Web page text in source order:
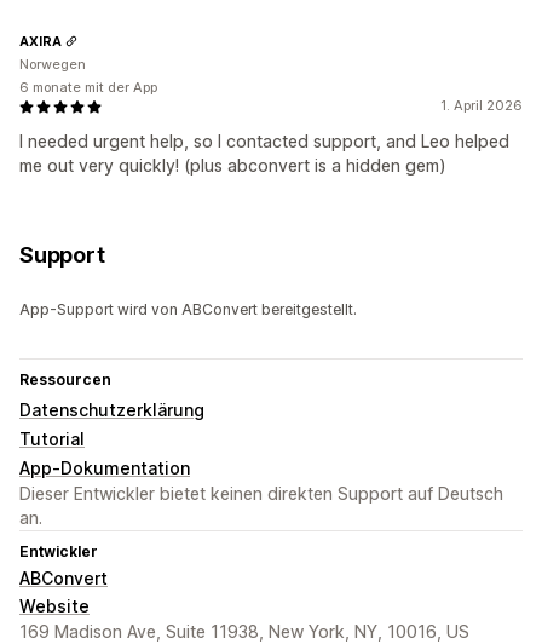
1. April 2026
I needed urgent help, so I contacted support, and Leo helped
me out very quickly! (plus abconvert is a hidden gem)
AXIRA
Norwegen
6 monate mit der App
Support
App-Support wird von ABConvert bereitgestellt.
Ressourcen
Datenschutzerklärung
Tutorial
App-Dokumentation
Dieser Entwickler bietet keinen direkten Support auf Deutsch
an.
Entwickler
ABConvert
Website
169 Madison Ave, Suite 11938, New York, NY, 10016, US